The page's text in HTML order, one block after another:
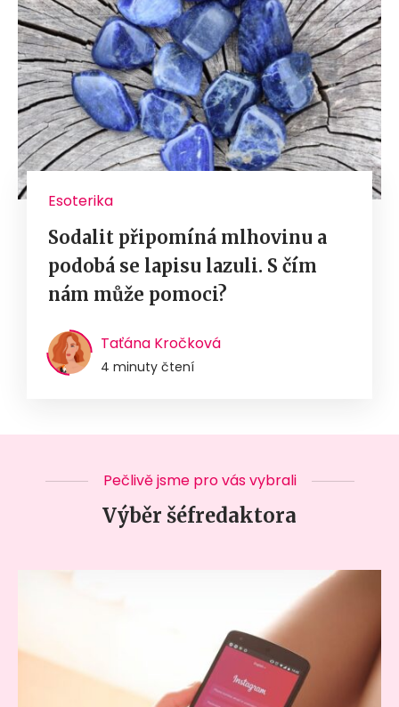
Esoterika
Sodalit připomíná mlhovinu a
podobá se lapisu lazuli. S čím
nám může pomoci?
Taťána Kročková
4 minuty čtení
Pečlivě jsme pro vás vybrali
Výběr šéfredaktora